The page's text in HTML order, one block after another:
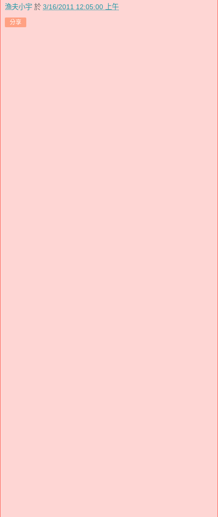
漁夫小宇 於 3/16/2011 12:05:00 上午
分享